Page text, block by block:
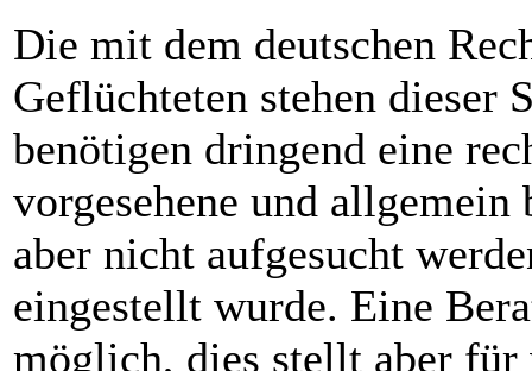
Die mit dem deutschen
Geflüchteten stehen dieser
benötigen dringend eine
vorgesehene und
aber nicht aufgesucht
eingestellt wurde. Eine
möglich, dies stellt aber